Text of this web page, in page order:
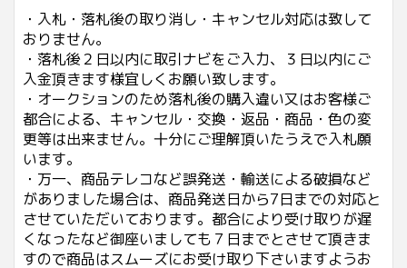
・入札・落札後の取り消し・キャンセル対応は致して
おりません。
・落札後２日以内に取引ナビをご入力、３日以内にご
入金頂きます様宜しくお願い致します。
・オークションのため落札後の購入違い又はお客様ご
都合による、キャンセル・交換・返品・商品・色の変
更等は出来ません。十分にご理解頂いたうえで入札願
います。
・万一、商品テレコなど誤発送・輸送による破損など
がありました場合は、商品発送日から7日までの対応と
させていただいております。都合により受け取りが遅
くなったなど御座いましても７日までとさせて頂きま
すので商品はスムーズにお受け取り下さいますようお